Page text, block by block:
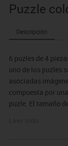
Puzzle
Descripción
6 puzles de 4
uno de los puzles
asociadas
compuesta por
puzle. El tamaño